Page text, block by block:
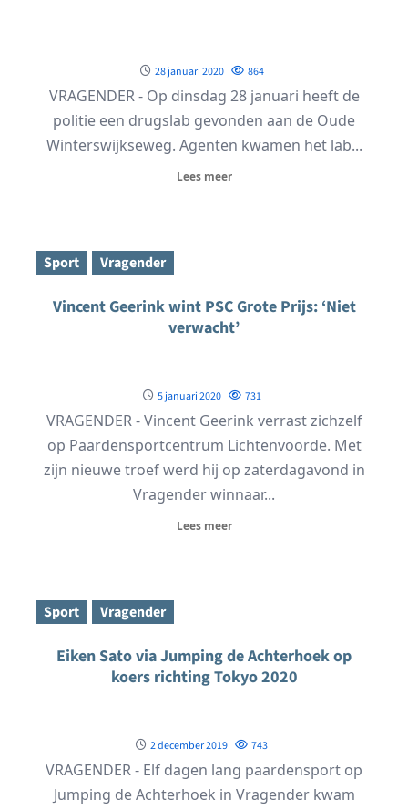
28 januari 2020 864
VRAGENDER - Op dinsdag 28 januari heeft de
politie een drugslab gevonden aan de Oude
Winterswijkseweg. Agenten kwamen het lab...
Lees meer
Sport Vragender
Vincent Geerink wint PSC Grote Prijs: ‘Niet
verwacht’
5 januari 2020 731
VRAGENDER - Vincent Geerink verrast zichzelf
op Paardensportcentrum Lichtenvoorde. Met
zijn nieuwe troef werd hij op zaterdagavond in
Vragender winnaar...
Lees meer
Sport Vragender
Eiken Sato via Jumping de Achterhoek op
koers richting Tokyo 2020
2 december 2019 743
VRAGENDER - Elf dagen lang paardensport op
Jumping de Achterhoek in Vragender kwam